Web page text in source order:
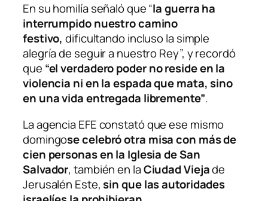
En su homilía señaló que “la guerra ha
interrumpido nuestro camino
festivo, dificultando incluso la simple
alegría de seguir a nuestro Rey”, y recordó
que “el verdadero poder no reside en la
violencia ni en la espada que mata, sino
en una vida entregada libremente”.
La agenciaEFEconstató que ese mismo
domingose celebró otra misa con más de
cien personas en la Iglesia de San
Salvador, también en laCiudad Viejade
Jerusalén Este,sin que las autoridades